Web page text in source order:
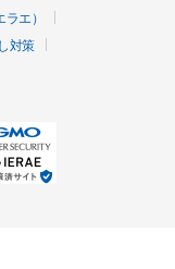
エ）
対策